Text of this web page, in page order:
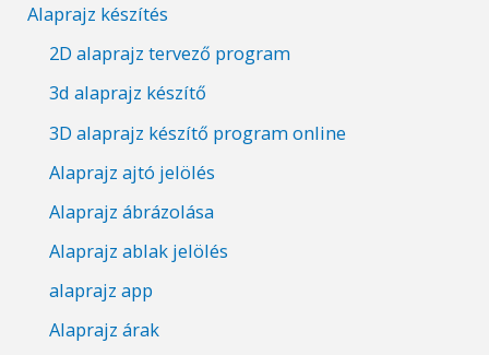
Alaprajz készítés
2D alaprajz tervező program
3d alaprajz készítő
3D alaprajz készítő program online
Alaprajz ajtó jelölés
Alaprajz ábrázolása
Alaprajz ablak jelölés
alaprajz app
Alaprajz árak